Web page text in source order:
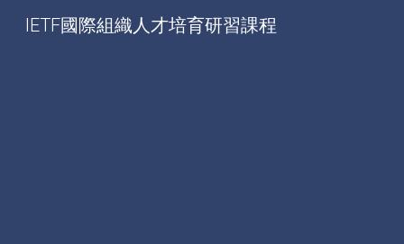
IETF國際組織人才培育研習課程